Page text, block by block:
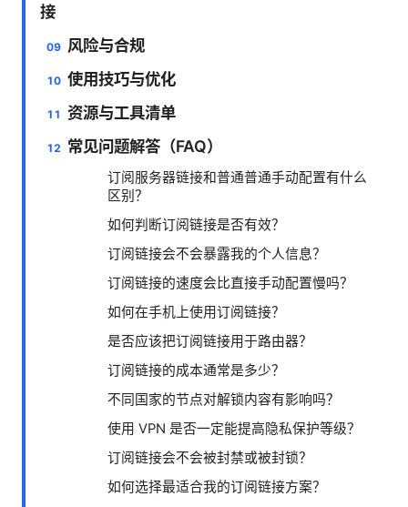
接
风险与合规
使用技巧与优化
资源与工具清单
常见问题解答（FAQ）
订阅服务器链接和普通普通手动配置有什么
区别？
如何判断订阅链接是否有效？
订阅链接会不会暴露我的个人信息？
订阅链接的速度会比直接手动配置慢吗？
如何在手机上使用订阅链接？
是否应该把订阅链接用于路由器？
订阅链接的成本通常是多少？
不同国家的节点对解锁内容有影响吗？
使用 VPN 是否一定能提高隐私保护等级？
订阅链接会不会被封禁或被封锁？
如何选择最适合我的订阅链接方案？